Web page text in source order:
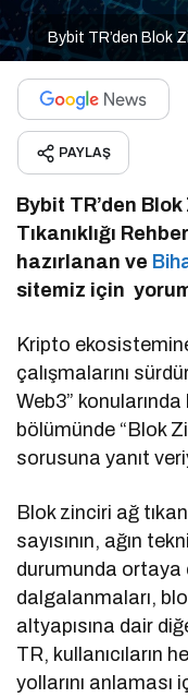
Bybit TR’den Blok
PAYLAŞ
Bybit TR’den
Tıkanıklığı
hazırlanan ve
sitemiz için
Kripto
çalışmalarını
Web3” konularında
bölümünde “Blok
sorusuna yanıt
Blok zinciri ağ
sayısının, ağın
durumunda ortaya
dalgalanmaları,
altyapısına dair
TR, kullanıcıların
yollarını